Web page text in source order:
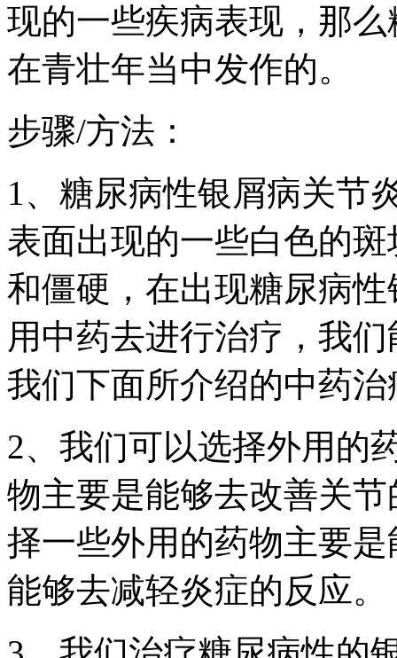
现的一些疾病表现，那
在青壮年当中发作的。
步骤/方法：
1、糖尿病性银屑病关节
表面出现的一些白色的
和僵硬，在出现糖尿病
用中药去进行治疗，我
我们下面所介绍的中药治
2、我们可以选择外用的
物主要是能够去改善关
择一些外用的药物主要
能够去减轻炎症的反应。